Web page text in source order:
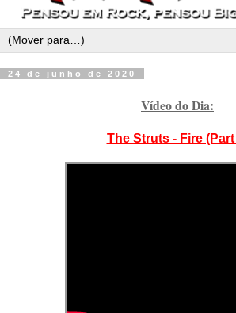
24 de junho de 2020
Vídeo do Dia:
The Struts - Fire (Part